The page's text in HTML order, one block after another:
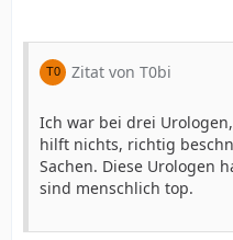
Zitat von T0bi
Ich war bei drei
hilft nichts, richtig
Sachen. Diese Urologen
sind menschlich top.